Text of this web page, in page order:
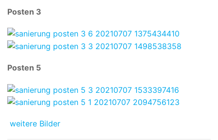
Posten 3
Posten 5
weitere Bilder